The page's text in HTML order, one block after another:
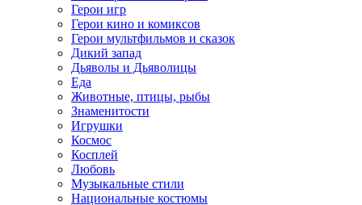
Герои игр
Герои кино и комиксов
Герои мультфильмов и сказок
Дикий запад
Дьяволы и Дьяволицы
Еда
Животные, птицы, рыбы
Знаменитости
Игрушки
Космос
Косплей
Любовь
Музыкальные стили
Национальные костюмы